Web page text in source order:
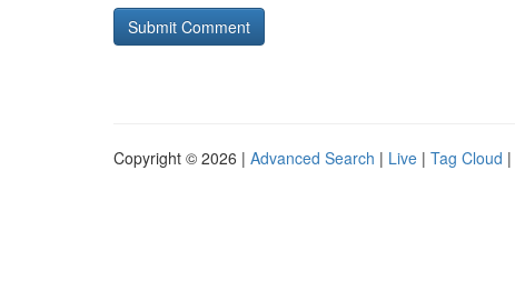
Copyright © 2026 | Advanced Search | Live | Tag Cloud |